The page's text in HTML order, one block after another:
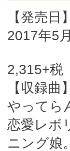
【発売日】
2017年5
2,315+税
【収録曲】
やってら
恋愛レボ
ニング娘